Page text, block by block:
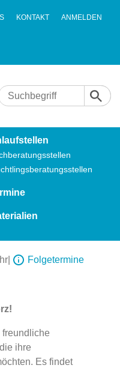
KONTAKT ANMELDEN
Folgetermine
freundliche
ihre
Es findet